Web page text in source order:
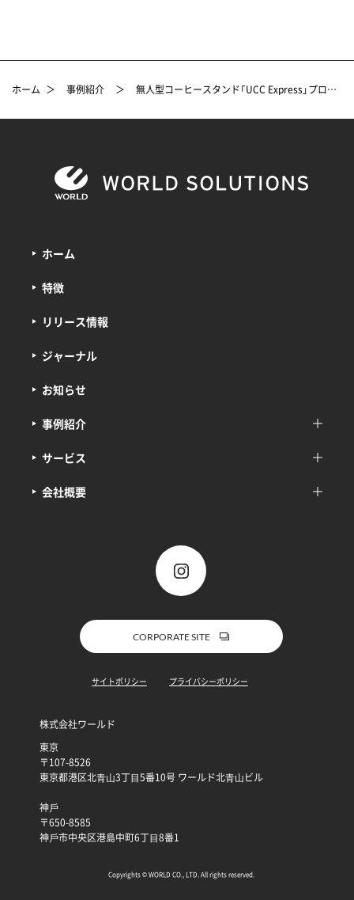
ホーム ＞ 事例紹介 ＞ 無人型コーヒースタンド「UCC Express」プロデュース事例
ホーム
特徴
サービス
事例紹介
会社概要
リリース情報
ジャーナル
お知らせ
CORPORATE SITE
サイトポリシー プライバシーポリシー
株式会社ワールド
東京
〒107-8526
東京都港区北⻘⼭3丁⽬5番10号 ワールド北⻘⼭ビル
神⼾
〒650-8585
神⼾市中央区港島中町6丁⽬8番1
Copyrights © WORLD CO., LTD. All rights reserved.